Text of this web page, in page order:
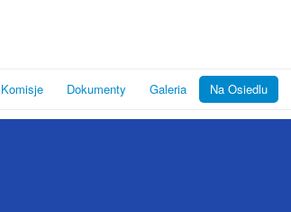
Komisje Dokumenty Galeria Na Osiedlu